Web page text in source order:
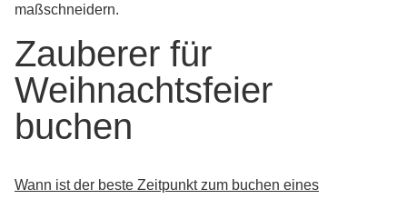
maßschneidern.
Zauberer für
Weihnachtsfeier
buchen
Wann ist der beste Zeitpunkt zum buchen eines